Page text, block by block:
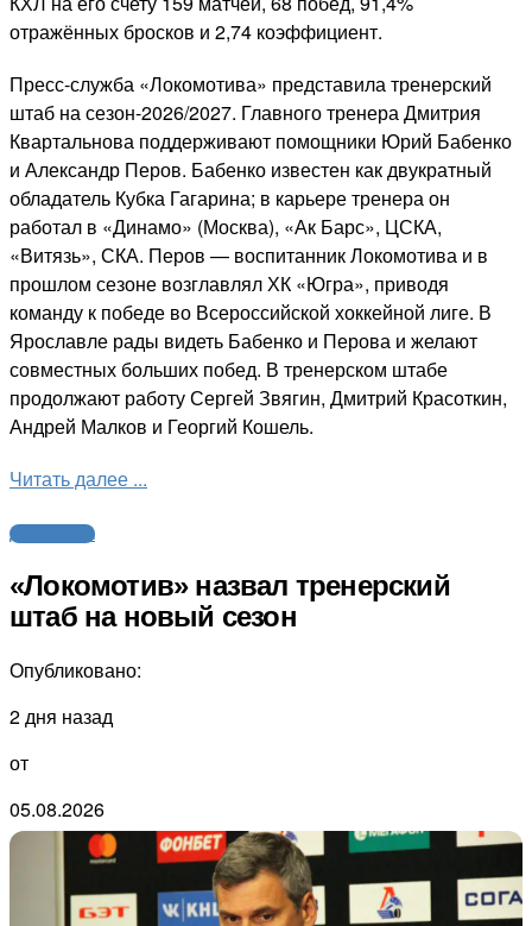
отражённых бросков и 2,74 коэффициент.
Пресс-служба «Локомотива» представила тренерский
штаб на сезон-2026/2027. Главного тренера Дмитрия
Квартальнова поддерживают помощники Юрий Бабенко
и Александр Перов. Бабенко известен как двукратный
обладатель Кубка Гагарина; в карьере тренера он
работал в «Динамо» (Москва), «Ак Барс», ЦСКА,
«Витязь», СКА. Перов — воспитанник Локомотива и в
прошлом сезоне возглавлял ХК «Югра», приводя
команду к победе во Всероссийской хоккейной лиге. В
Ярославле рады видеть Бабенко и Перова и желают
совместных больших побед. В тренерском штабе
продолжают работу Сергей Звягин, Дмитрий Красоткин,
Андрей Малков и Георгий Кошель.
Читать далее ...
Другие виды
«Локомотив» назвал тренерский
штаб на новый сезон
Опубликовано:
2 дня назад
от
05.08.2026